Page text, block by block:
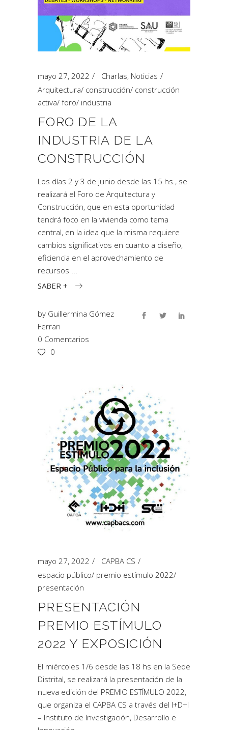
mayo 27, 2022 Charlas, Noticias
Arquitectura/ construcción/ construcción
activa/ foro/ industria
FORO DE LA
INDUSTRIA DE LA
CONSTRUCCIÓN
Los días 2 y 3 de junio desde las 15 hs., se
realizará el Foro de Arquitectura y
Construcción, que en esta oportunidad
tendrá foco en la vivienda como tema
central, en la idea que la misma requiere
cambios significativos en cuanto a diseño,
eficiencia en el aprovechamiento de
recursos
SABER +
by Guillermina Gómez
Ferrari
0 Comentarios
0
mayo 27, 2022
CAPBA CS
espacio público/ premio estímulo 2022/
presentación
PRESENTACIÓN
PREMIO ESTÍMULO
2022 Y EXPOSICIÓN
El miércoles 1/6 desde las 18 hs en la Sede
Distrital, se realizará la presentación de la
nueva edición del PREMIO ESTÍMULO 2022,
que organiza el CAPBA CS a través del I+D+I
– Instituto de Investigación, Desarrollo e